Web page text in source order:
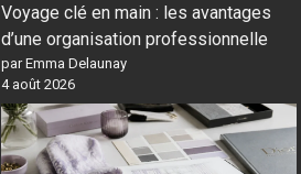
Voyage clé en main : les avantages
d’une organisation professionnelle
par Emma Delaunay
4 août 2026